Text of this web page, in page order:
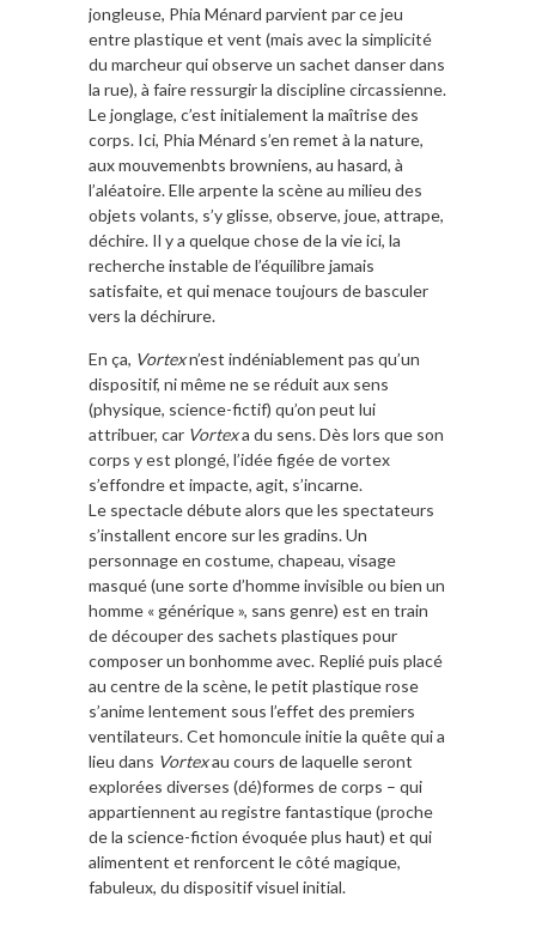
jongleuse, Phia Ménard parvient par ce jeu
entre plastique et vent (mais avec la simplicité
du marcheur qui observe un sachet danser dans
la rue), à faire ressurgir la discipline circassienne.
Le jonglage, c’est initialement la maîtrise des
corps. Ici, Phia Ménard s’en remet à la nature,
aux mouvemenbts browniens, au hasard, à
l’aléatoire. Elle arpente la scène au milieu des
objets volants, s’y glisse, observe, joue, attrape,
déchire. Il y a quelque chose de la vie ici, la
recherche instable de l’équilibre jamais
satisfaite, et qui menace toujours de basculer
vers la déchirure.
En ça, Vortexn’est indéniablement pas qu’un
dispositif, ni même ne se réduit aux sens
(physique, science-fictif) qu’on peut lui
attribuer, car Vortexa du sens. Dès lors que son
corps y est plongé, l’idée figée de vortex
s’effondre et impacte, agit, s’incarne.
Le spectacle débute alors que les spectateurs
s’installent encore sur les gradins. Un
personnage en costume, chapeau, visage
masqué (une sorte d’homme invisible ou bien un
homme « générique », sans genre) est en train
de découper des sachets plastiques pour
composer un bonhomme avec. Replié puis placé
au centre de la scène, le petit plastique rose
s’anime lentement sous l’effet des premiers
ventilateurs. Cet homoncule initie la quête qui a
lieu dans Vortexau cours de laquelle seront
explorées diverses (dé)formes de corps – qui
appartiennent au registre fantastique (proche
de la science-fiction évoquée plus haut) et qui
alimentent et renforcent le côté magique,
fabuleux, du dispositif visuel initial.